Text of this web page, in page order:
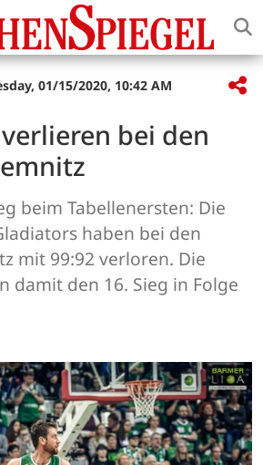
01/15/2020, 10:42 AM
bei den
beim Tabellenersten: Die
haben bei den
mit 99:92 verloren. Die
damit den 16. Sieg in Folge